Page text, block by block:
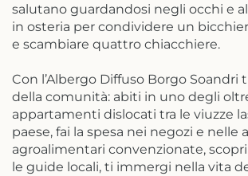
salutano guardandosi negli occhi e
in osteria per condividere un
e scambiare quattro chiacchiere.
Con l’Albergo Diffuso Borgo Soandri
della comunità: abiti in uno degli
appartamenti dislocati tra le viuzze
paese, fai la spesa nei negozi e nelle
agroalimentari convenzionate,
le guide locali, ti immergi nella vita